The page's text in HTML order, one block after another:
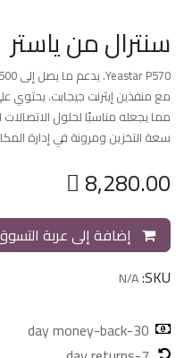
سنترال من ياستر
مما يجعله مناسبًا لحلول
سعة التخزين ومرونة في إدارة
8,280.00
إضافة إلى عربة
SKU:
N/A
30-day money-back